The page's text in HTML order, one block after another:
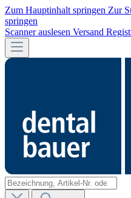
Zum Hauptinhalt springen Zur
springen
Scanner auslesen Versand